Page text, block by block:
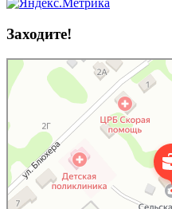
Заходите!